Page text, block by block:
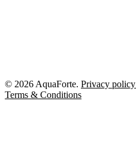
© 2026 AquaForte. Privacy policy
Terms & Conditions